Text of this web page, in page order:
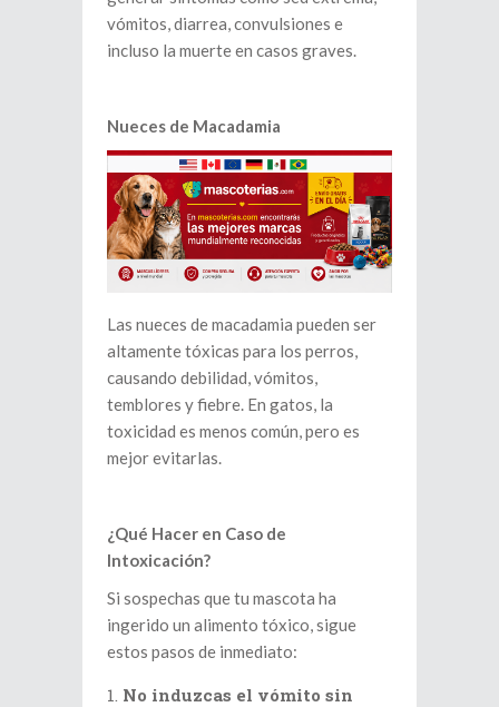
vómitos, diarrea, convulsiones e
incluso la muerte en casos graves.
Nueces de Macadamia
Las nueces de macadamia pueden ser
altamente tóxicas para los perros,
causando debilidad, vómitos,
temblores y fiebre. En gatos, la
toxicidad es menos común, pero es
mejor evitarlas.
¿Qué Hacer en Caso de
Intoxicación?
Si sospechas que tu mascota ha
ingerido un alimento tóxico, sigue
estos pasos de inmediato:
No induzcas el vómito sin